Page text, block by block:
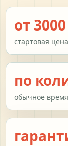
от
стартовая цена
по
обычное